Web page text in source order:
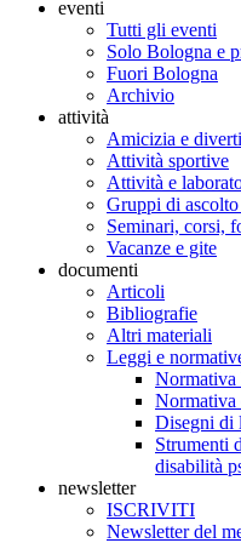
eventi
Tutti gli eventi
Solo Bologna e
Fuori Bologna
Archivio
attività
Amicizia e
Attività sportive
Attività e
Gruppi di ascolto
Seminari, corsi,
Vacanze e gite
documenti
Articoli
Bibliografie
Altri materiali
Leggi e
Normativa
Normativa
Disegni di
Strumenti
disabilità
newsletter
ISCRIVITI
Newsletter del